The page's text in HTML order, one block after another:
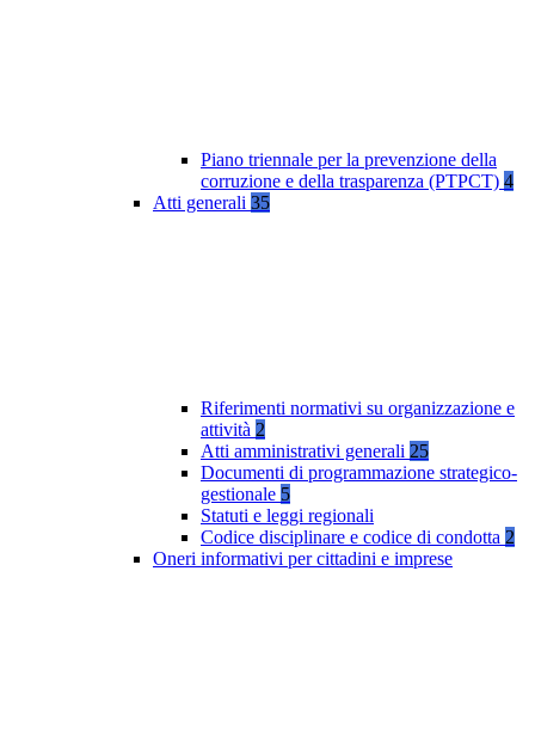
Piano triennale per la prevenzione della
corruzione e della trasparenza (PTPCT) 4
Atti generali 35
Riferimenti normativi su organizzazione e
attività 2
Atti amministrativi generali 25
Documenti di programmazione strategico-
gestionale 5
Statuti e leggi regionali
Codice disciplinare e codice di condotta 2
Oneri informativi per cittadini e imprese